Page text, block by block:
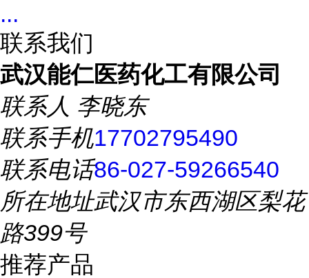
...
联系我们
武汉能仁医药化工有限公司
联系人 李晓东
联系手机17702795490
联系电话86-027-59266540
所在地址武汉市东西湖区梨花
路399号
推荐产品